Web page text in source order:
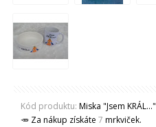
Kód produktu: Miska "Jsem KRÁL..."
🥕 Za nákup získáte 7 mrkviček.